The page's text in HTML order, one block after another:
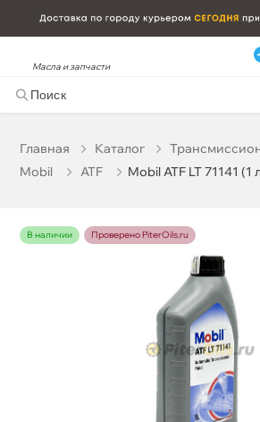
Масла и запчасти
Главная Катало
Mobil
ATF Mobil ATF LT 71141 (1
наличии Проверено PiterOils.ru